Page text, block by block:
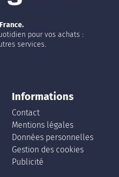
pour vos achats :
services.
Informations
Contact
Mentions légales
Données personnelles
Gestion des cookies
Publicité